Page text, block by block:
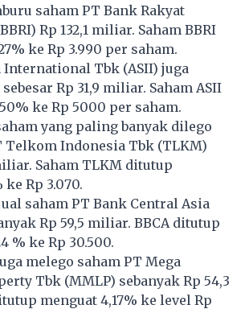
saham PT Bank Rakyat
Rp 132,1 miliar. Saham BBRI
ke Rp 3.990 per saham.
International Tbk (ASII) juga
Rp 31,9 miliar. Saham ASII
ke Rp 5000 per saham.
yang paling banyak dilego
Telkom Indonesia Tbk (TLKM)
Saham TLKM ditutup
ke Rp 3.070.
saham PT Bank Central Asia
Rp 59,5 miliar. BBCA ditutup
% ke Rp 30.500.
melego saham PT Mega
Tbk (MMLP) sebanyak Rp 54,3
menguat 4,17% ke level Rp